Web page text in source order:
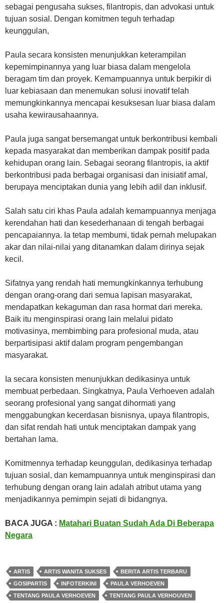
sebagai pengusaha sukses, filantropis, dan advokasi untuk
tujuan sosial. Dengan komitmen teguh terhadap
keunggulan,
Paula secara konsisten menunjukkan keterampilan
kepemimpinannya yang luar biasa dalam mengelola
beragam tim dan proyek. Kemampuannya untuk berpikir di
luar kebiasaan dan menemukan solusi inovatif telah
memungkinkannya mencapai kesuksesan luar biasa dalam
usaha kewirausahaannya.
Paula juga sangat bersemangat untuk berkontribusi kembali
kepada masyarakat dan memberikan dampak positif pada
kehidupan orang lain. Sebagai seorang filantropis, ia aktif
berkontribusi pada berbagai organisasi dan inisiatif amal,
berupaya menciptakan dunia yang lebih adil dan inklusif.
Salah satu ciri khas Paula adalah kemampuannya menjaga
kerendahan hati dan kesederhanaan di tengah berbagai
pencapaiannya. Ia tetap membumi, tidak pernah melupakan
akar dan nilai-nilai yang ditanamkan dalam dirinya sejak
kecil.
Sifatnya yang rendah hati memungkinkannya terhubung
dengan orang-orang dari semua lapisan masyarakat,
mendapatkan kekaguman dan rasa hormat dari mereka.
Baik itu menginspirasi orang lain melalui pidato
motivasinya, membimbing para profesional muda, atau
berpartisipasi aktif dalam program pengembangan
masyarakat.
Ia secara konsisten menunjukkan dedikasinya untuk
membuat perbedaan. Singkatnya, Paula Verhoeven adalah
seorang profesional yang sangat dihormati yang
menggabungkan kecerdasan bisnisnya, upaya filantropis,
dan sifat rendah hati untuk menciptakan dampak yang
bertahan lama.
Komitmennya terhadap keunggulan, dedikasinya terhadap
tujuan sosial, dan kemampuannya untuk menginspirasi dan
terhubung dengan orang lain adalah atribut utama yang
menjadikannya pemimpin sejati di bidangnya.
BACA JUGA : Matahari Buatan Sudah Ada Di Beberapa
Negara
ARTIS ARTIS WANITA SUKSES
BERITA ARTIS TERBARU
GOSIPARTIS
INFOTERKINI
PAULA VERHOEVEN
TENTANG PAULA VERHOEVEN
TENTANG PAULA VERHOUVEN